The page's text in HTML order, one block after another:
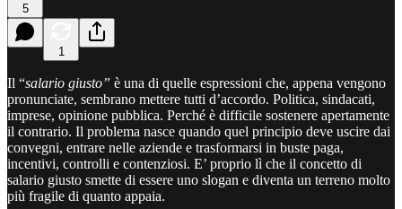
5
1
Il “salario giusto” è una di quelle espressioni che, appena vengono
pronunciate, sembrano mettere tutti d’accordo. Politica, sindacati,
imprese, opinione pubblica. Perché è difficile sostenere apertamente
il contrario. Il problema nasce quando quel principio deve uscire dai
convegni, entrare nelle aziende e trasformarsi in buste paga,
incentivi, controlli e contenziosi. E’ proprio lì che il concetto di
salario giusto smette di essere uno slogan e diventa un terreno molto
più fragile di quanto appaia.